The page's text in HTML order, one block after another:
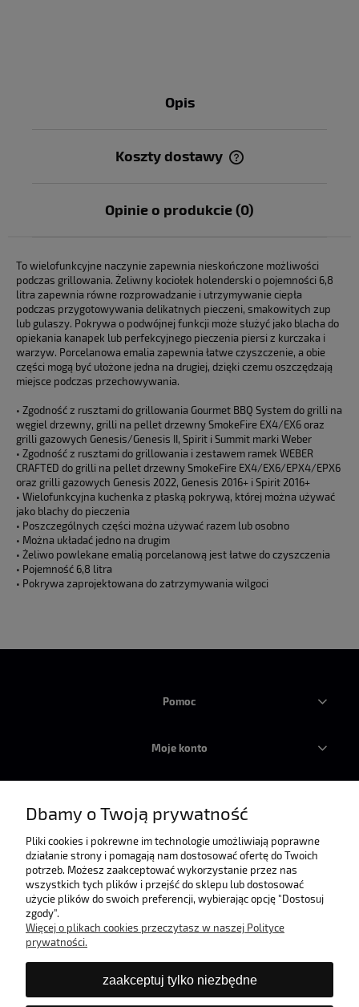
Opis
Koszty dostawy
Cena nie zawiera ewentualnych kosztów płatności
Opinie o produkcie (0)
To wielofunkcyjne naczynie zapewnia nieskończone możliwości
podczas grillowania. Żeliwny kociołek holenderski o pojemności 6,8
litra zapewnia równe rozprowadzanie i utrzymywanie ciepła
podczas przygotowywania delikatnych pieczeni, smakowitych zup
lub gulaszy. Pokrywa o podwójnej funkcji może służyć jako blacha do
opiekania kanapek lub perfekcyjnego pieczenia piersi z kurczaka i
warzyw. Porcelanowa emalia zapewnia łatwe czyszczenie, a obie
części mogą być ułożone jedna na drugiej, dzięki czemu oszczędzają
miejsce podczas przechowywania.
• Zgodność z rusztami do grillowania Gourmet BBQ System do grilli na
węgiel drzewny, grilli na pellet drzewny SmokeFire EX4/EX6 oraz
grilli gazowych Genesis/Genesis II, Spirit i Summit marki Weber
• Zgodność z rusztami do grillowania i zestawem ramek WEBER
CRAFTED do grilli na pellet drzewny SmokeFire EX4/EX6/EPX4/EPX6
oraz grilli gazowych Genesis 2022, Genesis 2016+ i Spirit 2016+
• Wielofunkcyjna kuchenka z płaską pokrywą, której można używać
jako blachy do pieczenia
• Poszczególnych części można używać razem lub osobno
• Można układać jedno na drugim
• Żeliwo powlekane emalią porcelanową jest łatwe do czyszczenia
• Pojemność 6,8 litra
• Pokrywa zaprojektowana do zatrzymywania wilgoci
Pomoc
Moje konto
Informacje
O nas
Dbamy o Twoją prywatność
Pliki cookies i pokrewne im technologie umożliwiają poprawne
działanie strony i pomagają nam dostosować ofertę do Twoich
potrzeb. Możesz zaakceptować wykorzystanie przez nas
wszystkich tych plików i przejść do sklepu lub dostosować
użycie plików do swoich preferencji, wybierając opcję "Dostosuj
zgody".
Więcej o plikach cookies przeczytasz w naszej Polityce
prywatności.
zaakceptuj tylko niezbędne